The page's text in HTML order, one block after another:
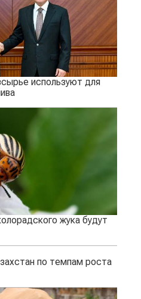
используют для
жука будут
по темпам роста